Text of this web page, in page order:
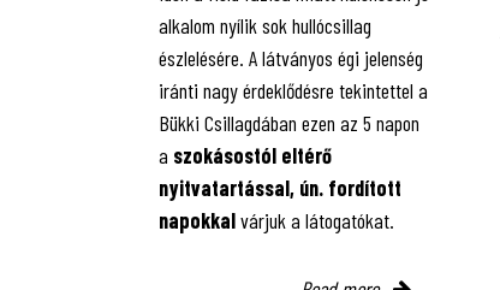
alkalom nyílik sok hullócsillag
észlelésére. A látványos égi jelenség
iránti nagy érdeklődésre tekintettel a
Bükki Csillagdában ezen az 5 napon
a szokásostól eltérő
nyitvatartással, ún. fordított
napokkalvárjuk a látogatókat.